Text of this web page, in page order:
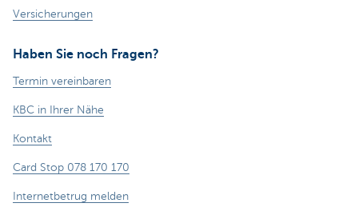
Versicherungen
Haben Sie noch Fragen?
Termin vereinbaren
KBC in Ihrer Nähe
Kontakt
Card Stop 078 170 170
Internetbetrug melden